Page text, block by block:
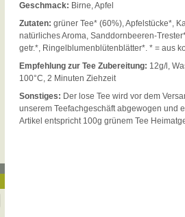
Geschmack: Birne, Apfel
Zutaten: grüner Tee* (60%), Apfelstücke*,
natürliches Aroma, Sanddornbeeren-
getr.*, Ringelblumenblütenblätter*. * = aus
Empfehlung zur Tee Zubereitung: 12g/l,
100°C, 2 Minuten Ziehzeit
Sonstiges: Der lose Tee wird vor dem
unserem Teefachgeschäft abgewogen und
Artikel entspricht 100g grünem Tee